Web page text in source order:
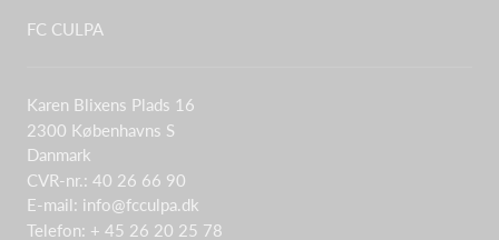
FC CULPA
Karen Blixens Plads 16
2300 Københavns S
Danmark
CVR-nr.: 40 26 66 90
E-mail: info@fcculpa.dk
Telefon: + 45 26 20 25 78